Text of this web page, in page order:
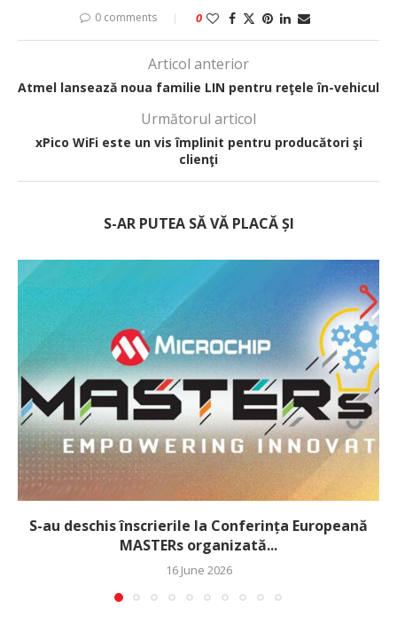
0 comments 0
Articol anterior
Atmel lansează noua familie LIN pentru reţele în-vehicul
Următorul articol
xPico WiFi este un vis împlinit pentru producători şi
clienţi
S-AR PUTEA SĂ VĂ PLACĂ ȘI
S-au deschis înscrierile la Conferința Europeană
MASTERs organizată...
16 June 2026